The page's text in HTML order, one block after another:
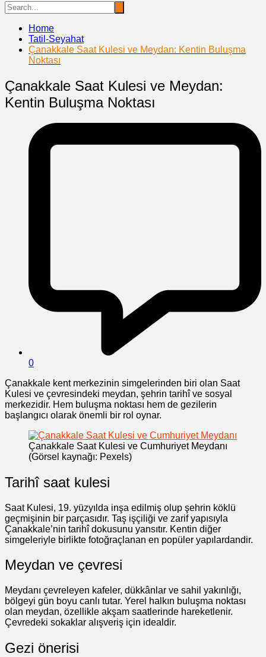
Home
Tatil-Seyahat
Çanakkale Saat Kulesi ve Meydan: Kentin Buluşma
Noktası
Çanakkale Saat Kulesi ve Meydan:
Kentin Buluşma Noktası
0
Çanakkale kent merkezinin simgelerinden biri olan Saat
Kulesi ve çevresindeki meydan, şehrin tarihî ve sosyal
merkezidir. Hem buluşma noktası hem de gezilerin
başlangıcı olarak önemli bir rol oynar.
Çanakkale Saat Kulesi ve Cumhuriyet Meydanı
(Görsel kaynağı: Pexels)
Tarihî saat kulesi
Saat Kulesi, 19. yüzyılda inşa edilmiş olup şehrin köklü
geçmişinin bir parçasıdır. Taş işçiliği ve zarif yapısıyla
Çanakkale’nin tarihî dokusunu yansıtır. Kentin diğer
simgeleriyle birlikte fotoğraçlanan en popüler yapılardandir.
Meydan ve çevresi
Meydanı çevreleyen kafeler, dükkânlar ve sahil yakınlığı,
bölgeyi gün boyu canlı tutar. Yerel halkın buluşma noktası
olan meydan, özellikle akşam saatlerinde hareketlenir.
Çevredeki sokaklar alışveriş için idealdir.
Gezi önerisi